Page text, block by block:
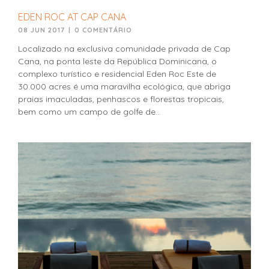
EDEN ROC AT CAP CANA
08 JUN 2017 | 0 COMENTÁRIO
Localizado na exclusiva comunidade privada de Cap
Cana, na ponta leste da República Dominicana, o
complexo turístico e residencial Eden Roc Este de
30.000 acres é uma maravilha ecológica, que abriga
praias imaculadas, penhascos e florestas tropicais,
bem como um campo de golfe de...